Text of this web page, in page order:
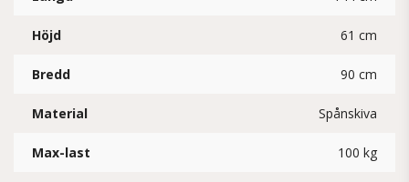
Höjd 61 cm
Bredd 90 cm
Material Spånskiva
Max-last 100 kg